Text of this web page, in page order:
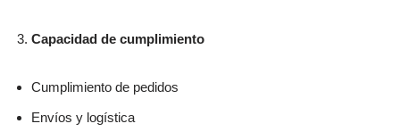
Capacidad de cumplimiento
Cumplimiento de pedidos
Envíos y logística